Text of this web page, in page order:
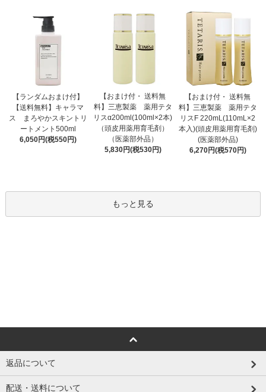
【ランダムおまけ付】
【送料無料】キャラマ
ス まろやかスキントリ
ートメント500ml
6,050円(税550円)
【おまけ付・ 送料無
料】三恵製薬 薬用テタ
リスα200ml(100ml×2本)
（頭皮用薬用育毛剤）
（医薬部外品）
5,830円(税530円)
【おまけ付・ 送料無
料】三恵製薬 薬用テタ
リスF 220mL(110mL×2
本入)(頭皮用薬用育毛剤)
(医薬部外品)
6,270円(税570円)
もっと見る
返品について
配送・送料について